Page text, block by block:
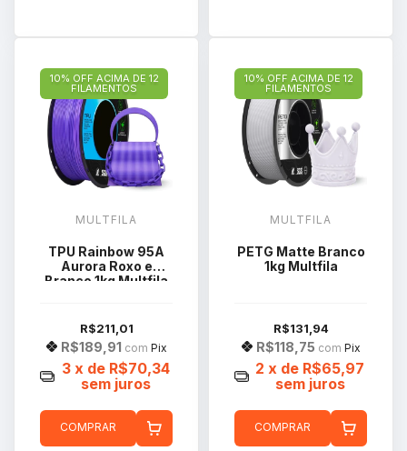
10% OFF ACIMA DE 12
FILAMENTOS
MULTFILA
TPU Rainbow 95A
Aurora Roxo e
Branco 1kg Multfila
R$211,01
R$189,91 com Pix
3 x de R$70,34
sem juros
COMPRAR
10% OFF ACIMA DE 12
FILAMENTOS
MULTFILA
PETG Matte Branco
1kg Multfila
R$131,94
R$118,75 com Pix
2 x de R$65,97
sem juros
COMPRAR